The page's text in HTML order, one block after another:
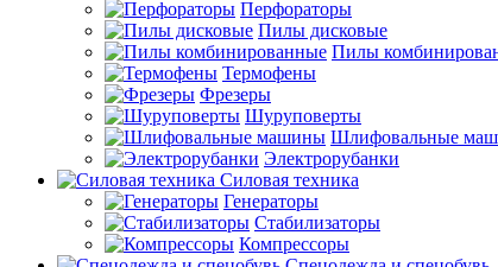
Перфораторы
Пилы дисковые
Пилы
Термофены
Фрезеры
Шуруповерты
Шлифовальные
Электрорубанки
Силовая техника
Генераторы
Стабилизаторы
Компрессоры